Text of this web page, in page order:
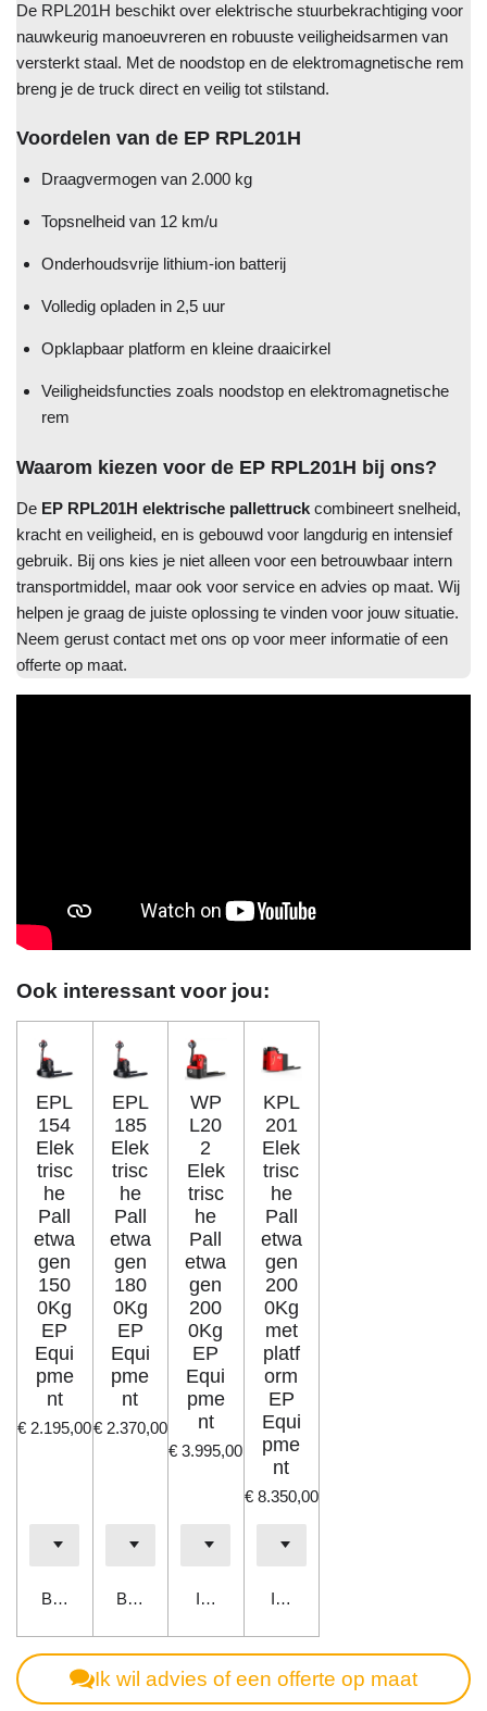
De RPL201H beschikt over elektrische stuurbekrachtiging voor
nauwkeurig manoeuvreren en robuuste veiligheidsarmen van
versterkt staal. Met de noodstop en de elektromagnetische rem
breng je de truck direct en veilig tot stilstand.
Voordelen van de EP RPL201H
Draagvermogen van 2.000 kg
Topsnelheid van 12 km/u
Onderhoudsvrije lithium-ion batterij
Volledig opladen in 2,5 uur
Opklapbaar platform en kleine draaicirkel
Veiligheidsfuncties zoals noodstop en elektromagnetische
rem
Waarom kiezen voor de EP RPL201H bij ons?
De EP RPL201H elektrische pallettruck combineert snelheid,
kracht en veiligheid, en is gebouwd voor langdurig en intensief
gebruik. Bij ons kies je niet alleen voor een betrouwbaar intern
transportmiddel, maar ook voor service en advies op maat. Wij
helpen je graag de juiste oplossing te vinden voor jouw situatie.
Neem gerust contact met ons op voor meer informatie of een
offerte op maat.
Ook interessant voor jou:
EPL
154
Elek
trisc
he
Pall
etwa
gen
150
0Kg
EP
Equi
pme
nt
€ 2.195,00
Bekijk details
EPL
185
Elek
trisc
he
Pall
etwa
gen
180
0Kg
EP
Equi
pme
nt
€ 2.370,00
Bekijk details
WP
L20
2
Elek
trisc
he
Pall
etwa
gen
200
0Kg
EP
Equi
pme
nt
€ 3.995,00
In winkelwagen
KPL
201
Elek
trisc
he
Pall
etwa
gen
200
0Kg
met
platf
orm
EP
Equi
pme
nt
€ 8.350,00
In winkelwagen
Ik wil advies of een offerte op maat